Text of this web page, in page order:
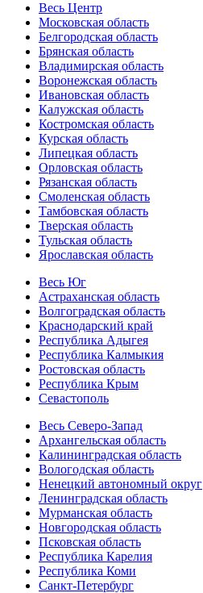
Весь Центр
Московская область
Белгородская область
Брянская область
Владимирская область
Воронежская область
Ивановская область
Калужская область
Костромская область
Курская область
Липецкая область
Орловская область
Рязанская область
Смоленская область
Тамбовская область
Тверская область
Тульская область
Ярославская область
Весь Юг
Астраханская область
Волгоградская область
Краснодарский край
Республика Адыгея
Республика Калмыкия
Ростовская область
Республика Крым
Севастополь
Весь Северо-Запад
Архангельская область
Калининградская область
Вологодская область
Ненецкий автономный округ
Ленинградская область
Мурманская область
Новгородская область
Псковская область
Республика Карелия
Республика Коми
Санкт-Петербург